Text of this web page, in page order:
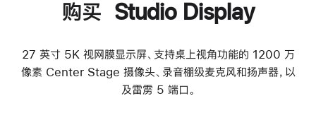
购买 Studio Display
27 英寸 5K 视网膜显示屏、支持桌上视角功能的 1200 万
像素 Center Stage 摄像头、录音棚级麦克风和扬声器，以
及雷雳 5 端口。